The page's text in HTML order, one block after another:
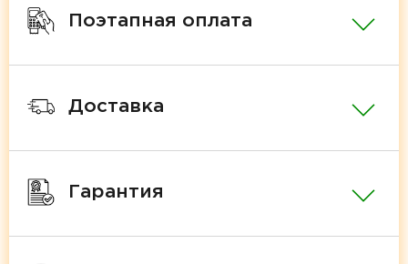
Поэтапная оплата
Доставка
Гарантия